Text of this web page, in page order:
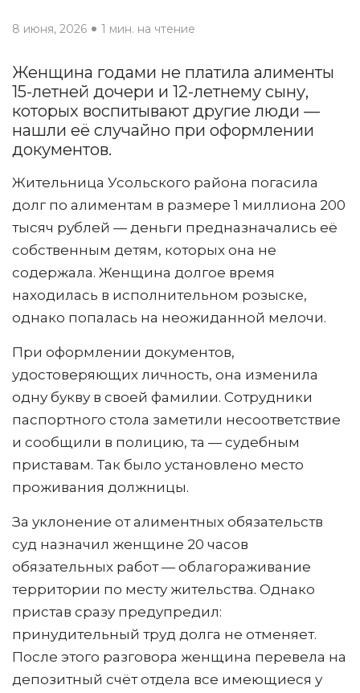
8 июня, 2026 1 мин. на чтение
Женщина годами не платила алименты
15-летней дочери и 12-летнему сыну,
которых воспитывают другие люди —
нашли её случайно при оформлении
документов.
Жительница Усольского района погасила
долг по алиментам в размере 1 миллиона 200
тысяч рублей — деньги предназначались её
собственным детям, которых она не
содержала. Женщина долгое время
находилась в исполнительном розыске,
однако попалась на неожиданной мелочи.
При оформлении документов,
удостоверяющих личность, она изменила
одну букву в своей фамилии. Сотрудники
паспортного стола заметили несоответствие
и сообщили в полицию, та — судебным
приставам. Так было установлено место
проживания должницы.
За уклонение от алиментных обязательств
суд назначил женщине 20 часов
обязательных работ — облагораживание
территории по месту жительства. Однако
пристав сразу предупредил:
принудительный труд долга не отменяет.
После этого разговора женщина перевела на
депозитный счёт отдела все имеющиеся у